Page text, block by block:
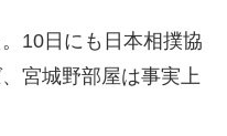
10日にも日本相撲協
宮城野部屋は事実上